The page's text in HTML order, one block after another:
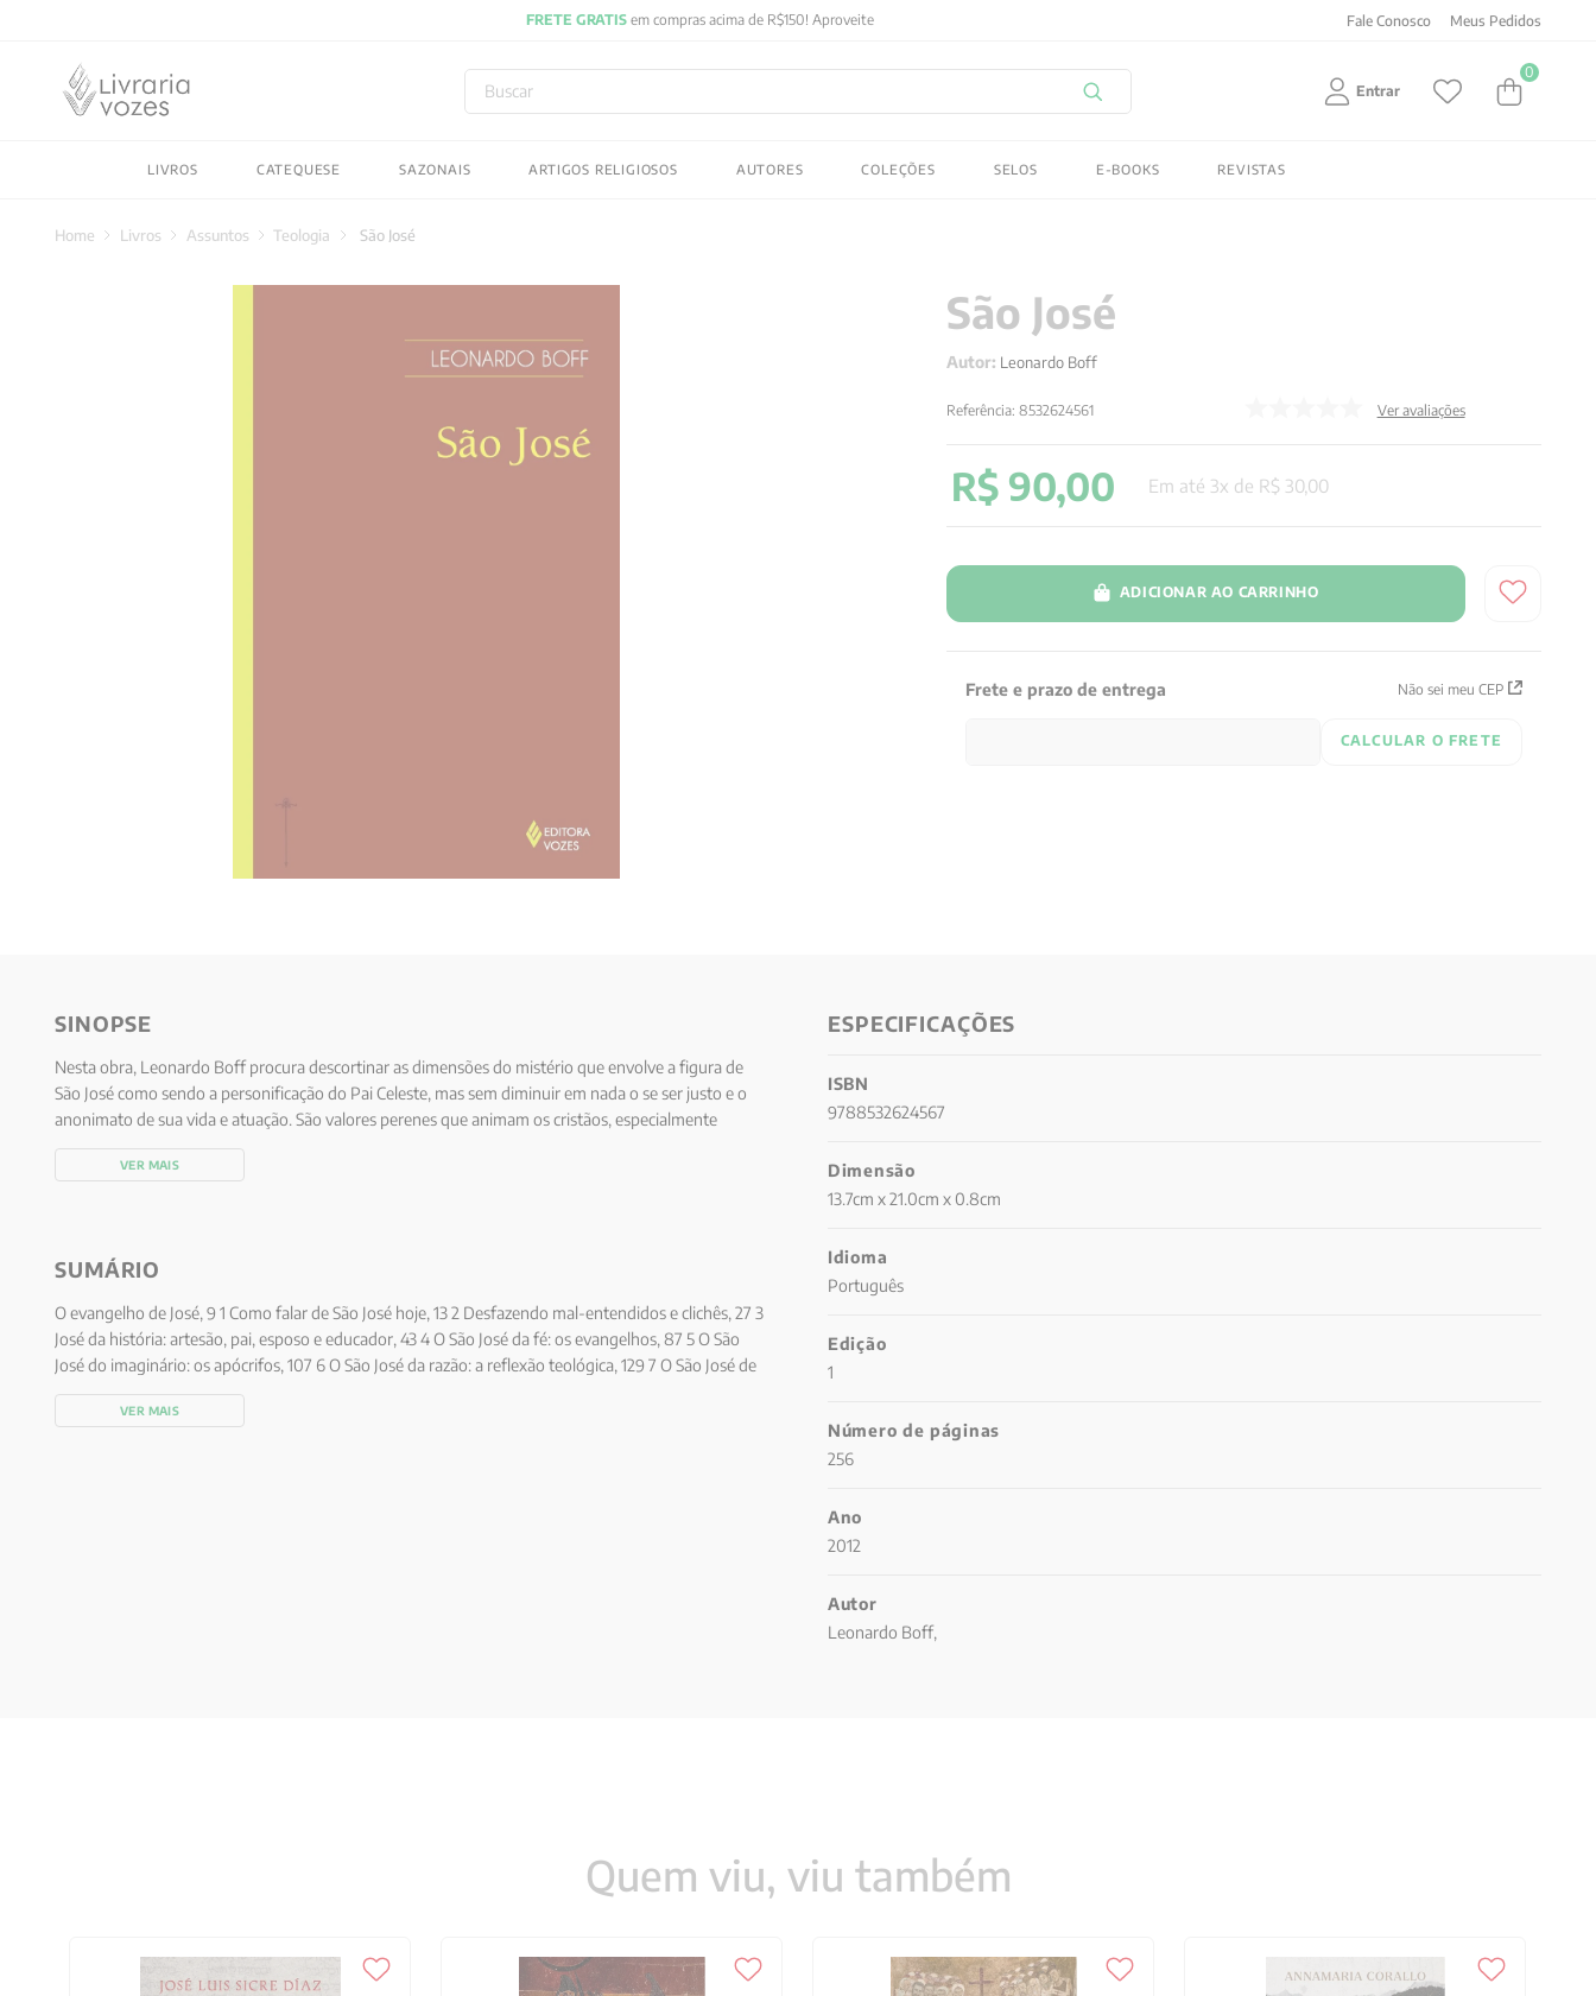
FRETE GRATIS em compras acima de R$150! Aproveite Fale Conosco Meus Pedidos
Buscar
Entrar
0
LIVROS CATEQUESE SAZONAIS ARTIGOS RELIGIOSOS AUTORES COLEÇÕES SELOS E-BOOKS REVISTAS
Livros Assuntos Teologia São José
São José
Autor: Leonardo Boff
Referência:8532624561 Ver avaliações
R$ 90,00 Em até 3x de R$ 30,00
ADICIONAR AO CARRINHO
Frete e prazo de entrega Não sei meu CEP
CALCULAR O FRETE
SINOPSE
Nesta obra, Leonardo Boff procura descortinar as dimensões do mistério que envolve a figura de
São José como sendo a personificação do Pai Celeste, mas sem diminuir em nada o se ser justo e o
anonimato de sua vida e atuação. São valores perenes que animam os cristãos, especialmente
aqueles que vivem a mesma condição humilde que ele viveu e que estão longe de qualquer
especulação teológica. Para José, mais importante que saber-se a personificação do Pai era viver
VER MAIS
SUMÁRIO
O evangelho de José, 9 1 Como falar de São José hoje, 13 2 Desfazendo mal-entendidos e clichês, 27 3
José da história: artesão, pai, esposo e educador, 43 4 O São José da fé: os evangelhos, 87 5 O São
José do imaginário: os apócrifos, 107 6 O São José da razão: a reflexão teológica, 129 7 O São José de
Deus: a ordem da união hipostática, 147 8 São José do Pai: a personalização, 165 9 A Família divina na
família humana, 175 10 O Pai celeste no pai terrestre, 187 11 A família à luz da sagrada família, 197 12 A
VER MAIS
ESPECIFICAÇÕES
ISBN
9788532624567
Dimensão
13.7cm x 21.0cm x 0.8cm
Idioma
Português
Edição
1
Número de páginas
256
Ano
2012
Autor
Leonardo Boff,
Quem viu, viu também
2027
byung chul han
pré venda